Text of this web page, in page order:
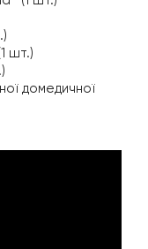
шт.)
домедичної